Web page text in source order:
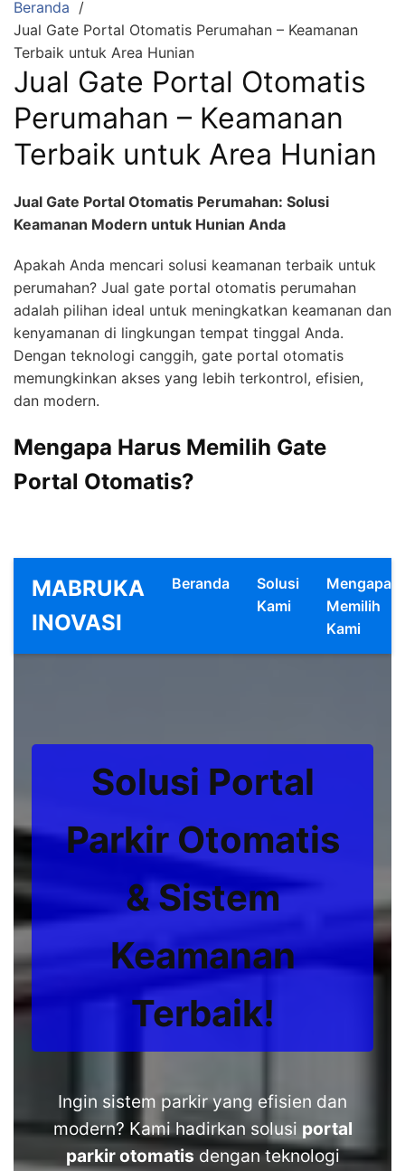
Beranda
Jual Gate Portal Otomatis Perumahan – Keamanan
Terbaik untuk Area Hunian
Jual Gate Portal Otomatis
Perumahan – Keamanan
Terbaik untuk Area Hunian
Jual Gate Portal Otomatis Perumahan: Solusi
Keamanan Modern untuk Hunian Anda
Apakah Anda mencari solusi keamanan terbaik untuk
perumahan? Jual gate portal otomatis perumahan
adalah pilihan ideal untuk meningkatkan keamanan dan
kenyamanan di lingkungan tempat tinggal Anda.
Dengan teknologi canggih, gate portal otomatis
memungkinkan akses yang lebih terkontrol, efisien,
dan modern.
Mengapa Harus Memilih Gate
Portal Otomatis?
MABRUKA
INOVASI
Beranda
Solusi
Kami
Mengapa
Memilih
Kami
Solusi Portal
Parkir Otomatis
& Sistem
Keamanan
Terbaik!
Ingin sistem parkir yang efisien dan
modern? Kami hadirkan solusi portal
parkir otomatisdengan teknologi